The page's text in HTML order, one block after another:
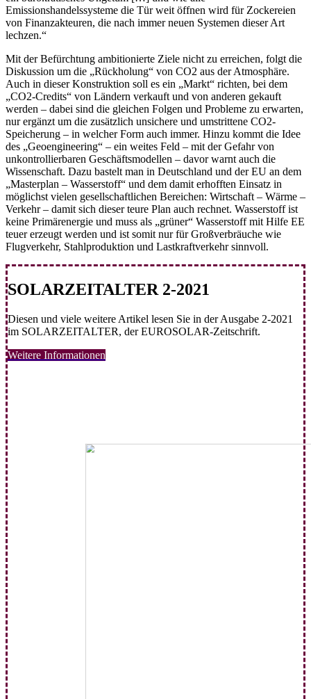
Emissionshandelssysteme die Tür weit öffnen wird für Zockereien
von Finanzakteuren, die nach immer neuen Systemen dieser Art
lechzen.“
Mit der Befürchtung ambitionierte Ziele nicht zu erreichen, folgt die
Diskussion um die „Rückholung“ von CO2 aus der Atmosphäre.
Auch in dieser Konstruktion soll es ein „Markt“ richten, bei dem
„CO2-Credits“ von Ländern verkauft und von anderen gekauft
werden – dabei sind die gleichen Folgen und Probleme zu erwarten,
nur ergänzt um die zusätzlich unsichere und umstrittene CO2-
Speicherung – in welcher Form auch immer. Hinzu kommt die Idee
des „Geoengineering“ – ein weites Feld – mit der Gefahr von
unkontrollierbaren Geschäftsmodellen – davor warnt auch die
Wissenschaft. Dazu bastelt man in Deutschland und der EU an dem
„Masterplan – Wasserstoff“ und dem damit erhofften Einsatz in
möglichst vielen gesellschaftlichen Bereichen: Wirtschaft – Wärme –
Verkehr – damit sich dieser teure Plan auch rechnet. Wasserstoff ist
keine Primärenergie und muss als „grüner“ Wasserstoff mit Hilfe EE
teuer erzeugt werden und ist somit nur für Großverbräuche wie
Flugverkehr, Stahlproduktion und Lastkraftverkehr sinnvoll.
SOLARZEITALTER 2-2021
Diesen und viele weitere Artikel lesen Sie in der Ausgabe 2-2021
im SOLARZEITALTER, der EUROSOLAR-Zeitschrift.
Weitere Informationen